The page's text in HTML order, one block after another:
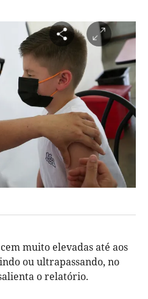
muito elevadas até aos
ou ultrapassando, no
o relatório.